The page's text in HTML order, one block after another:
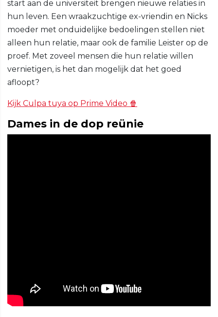
start aan de universiteit brengen nieuwe relaties in
hun leven. Een wraakzuchtige ex-vriendin en Nicks
moeder met onduidelijke bedoelingen stellen niet
alleen hun relatie, maar ook de familie Leister op de
proef. Met zoveel mensen die hun relatie willen
vernietigen, is het dan mogelijk dat het goed
afloopt?
Kijk Culpa tuya op Prime Video 🍿
Dames in de dop reünie